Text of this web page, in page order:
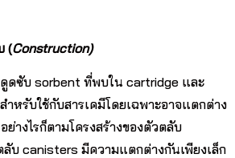
(Construction)
ดซับ sorbent ที่พบใน cartridge และ
หรับใช้กับสารเคมีโดยเฉพาะอาจแตกต่าง
างไรก็ตามโครงสร้างของตัวตลับ
บ canisters มีความแตกต่างกันเพียงเล็ก